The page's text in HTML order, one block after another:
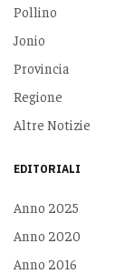
Pollino
Jonio
Provincia
Regione
Altre Notizie
EDITORIALI
Anno 2025
Anno 2020
Anno 2016